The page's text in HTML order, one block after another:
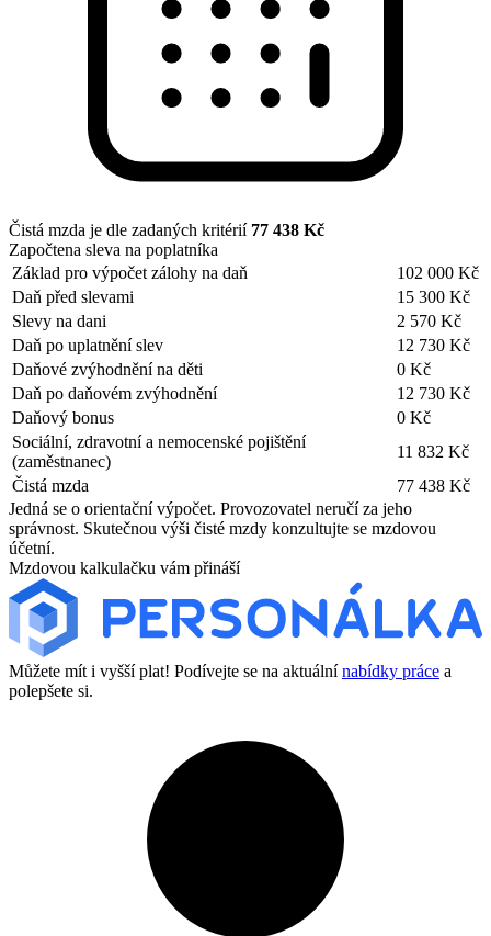
Čistá mzda je dle zadaných kritérií 77 438 Kč
Započtena sleva na poplatníka
Základ pro výpočet zálohy na daň
102 000 Kč
Daň před slevami
15 300 Kč
Slevy na dani
2 570 Kč
Daň po uplatnění slev
12 730 Kč
Daňové zvýhodnění na děti
0 Kč
Daň po daňovém zvýhodnění
12 730 Kč
Daňový bonus
0 Kč
Sociální, zdravotní a nemocenské pojištění
(zaměstnanec)
11 832 Kč
Čistá mzda
77 438 Kč
Jedná se o orientační výpočet. Provozovatel neručí za jeho
správnost. Skutečnou výši čisté mzdy konzultujte se mzdovou
účetní.
Mzdovou kalkulačku vám přináší
Můžete mít i vyšší plat! Podívejte se na aktuálnínabídky práce a
polepšete si.